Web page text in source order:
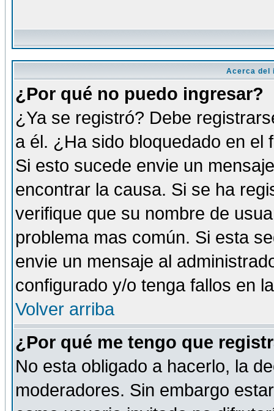
Acerca del
¿Por qué no puedo ingresar?
¿Ya se registró? Debe
a él. ¿Ha sido bloquedado en
Si esto sucede envie un
encontrar la causa. Si se ha
verifique que su nombre de
problema mas común. Si esta
envie un mensaje al
configurado y/o tenga fallos en
Volver arriba
¿Por qué me tengo que
No esta obligado a hacerlo, la
moderadores. Sin embargo